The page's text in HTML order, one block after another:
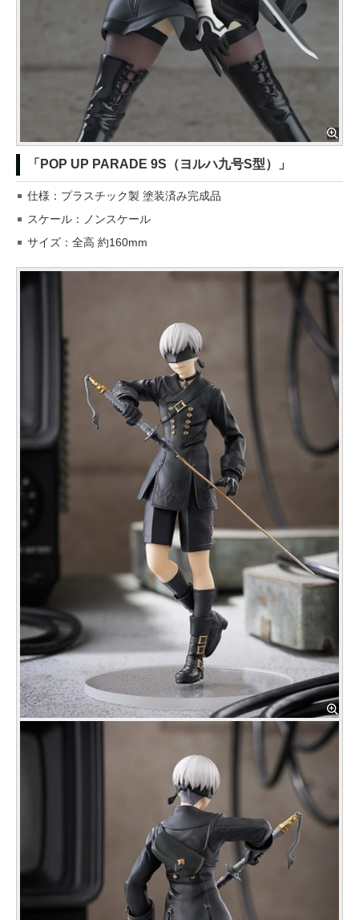
「POP UP PARADE 9S（ヨルハ九号S型）」
仕様：プラスチック製 塗装済み完成品
スケール：ノンスケール
サイズ：全高 約160mm